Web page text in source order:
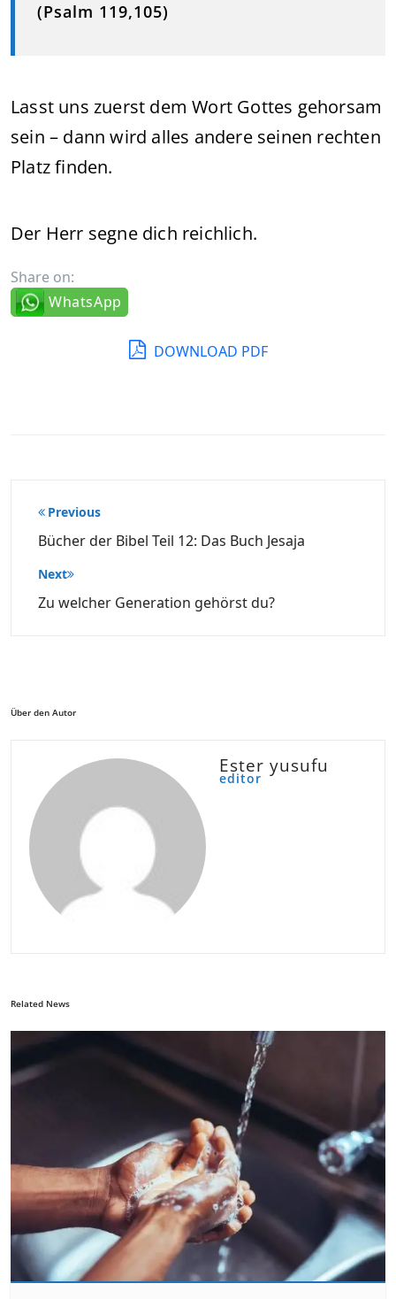
(Psalm 119,105)
Lasst uns zuerst dem Wort Gottes gehorsam
sein – dann wird alles andere seinen rechten
Platz finden.
Der Herr segne dich reichlich.
Share on:
WhatsApp
DOWNLOAD PDF
Beitragsnavigation
Previous
Bücher der Bibel Teil 12: Das Buch Jesaja
Next
Zu welcher Generation gehörst du?
Über den Autor
Ester yusufu
editor
Related News